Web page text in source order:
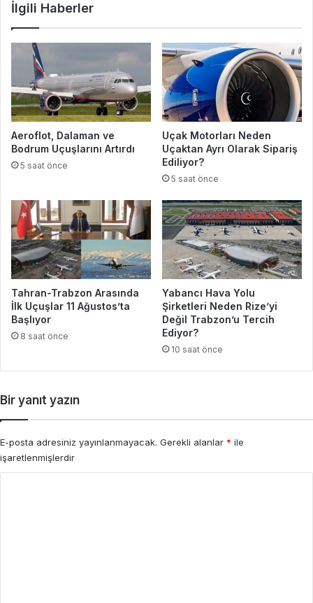
İlgili Haberler
Aeroflot, Dalaman ve
Bodrum Uçuşlarını Artırdı
5 saat önce
Uçak Motorları Neden
Uçaktan Ayrı Olarak Sipariş
Ediliyor?
5 saat önce
Tahran-Trabzon Arasında
İlk Uçuşlar 11 Ağustos’ta
Başlıyor
8 saat önce
Yabancı Hava Yolu
Şirketleri Neden Rize’yi
Değil Trabzon’u Tercih
Ediyor?
10 saat önce
Bir yanıt yazın
E-posta adresiniz yayınlanmayacak. Gerekli alanlar * ile
işaretlenmişlerdir